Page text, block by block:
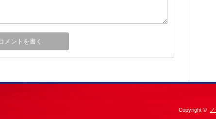
Copyright ©